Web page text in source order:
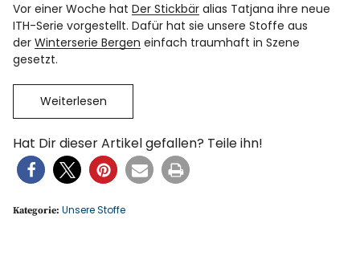
Vor einer Woche hatDer Stickbär alias Tatjana ihre neue
ITH-Serie vorgestellt. Dafür hat sie unsere Stoffe aus
derWinterserie Bergen einfach traumhaft in Szene
gesetzt.
Weiterlesen
Hat Dir dieser Artikel gefallen? Teile ihn!
Kategorie:Unsere Stoffe